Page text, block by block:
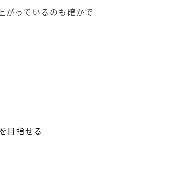
がっているのも確かで
目指せる